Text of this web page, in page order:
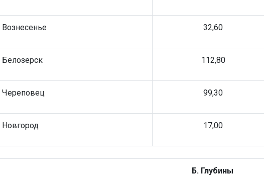
Вознесенье 32,60
Белозерск 112,80
Череповец 99,30
Новгород 17,00
Б. Глубины